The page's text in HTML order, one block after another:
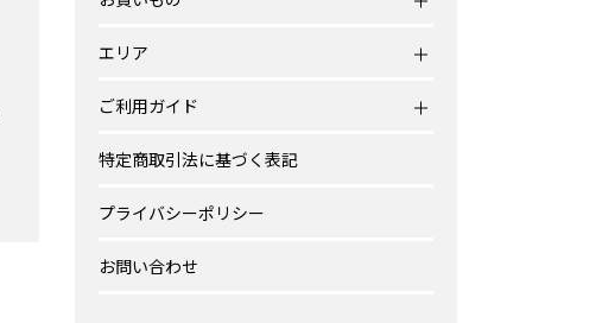
エリア
ご利用ガイド
特定商取引法に基づく表記
プライバシーポリシー
お問い合わせ